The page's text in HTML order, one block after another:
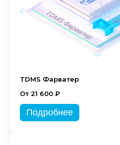
TDMS Фарватер
От 21 600 ₽
Подробнее